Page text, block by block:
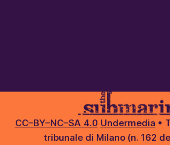
CC–BY–NC–SA 4.0 Undermedia •
tribunale di Milano (n. 162